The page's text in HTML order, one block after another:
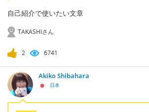
自己紹介で使いたい文章
TAKASHIさん
2 6741
Akiko Shibahara
日本